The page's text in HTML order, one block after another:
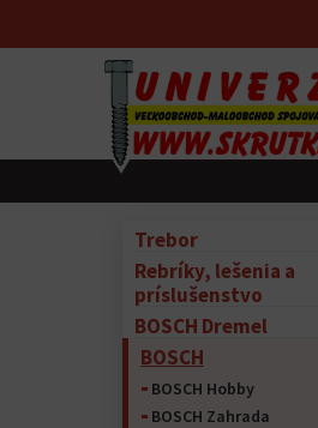
Trebor
Rebríky, lešenia a
príslušenstvo
BOSCH Dremel
BOSCH
BOSCH Hobby
BOSCH Zahrada